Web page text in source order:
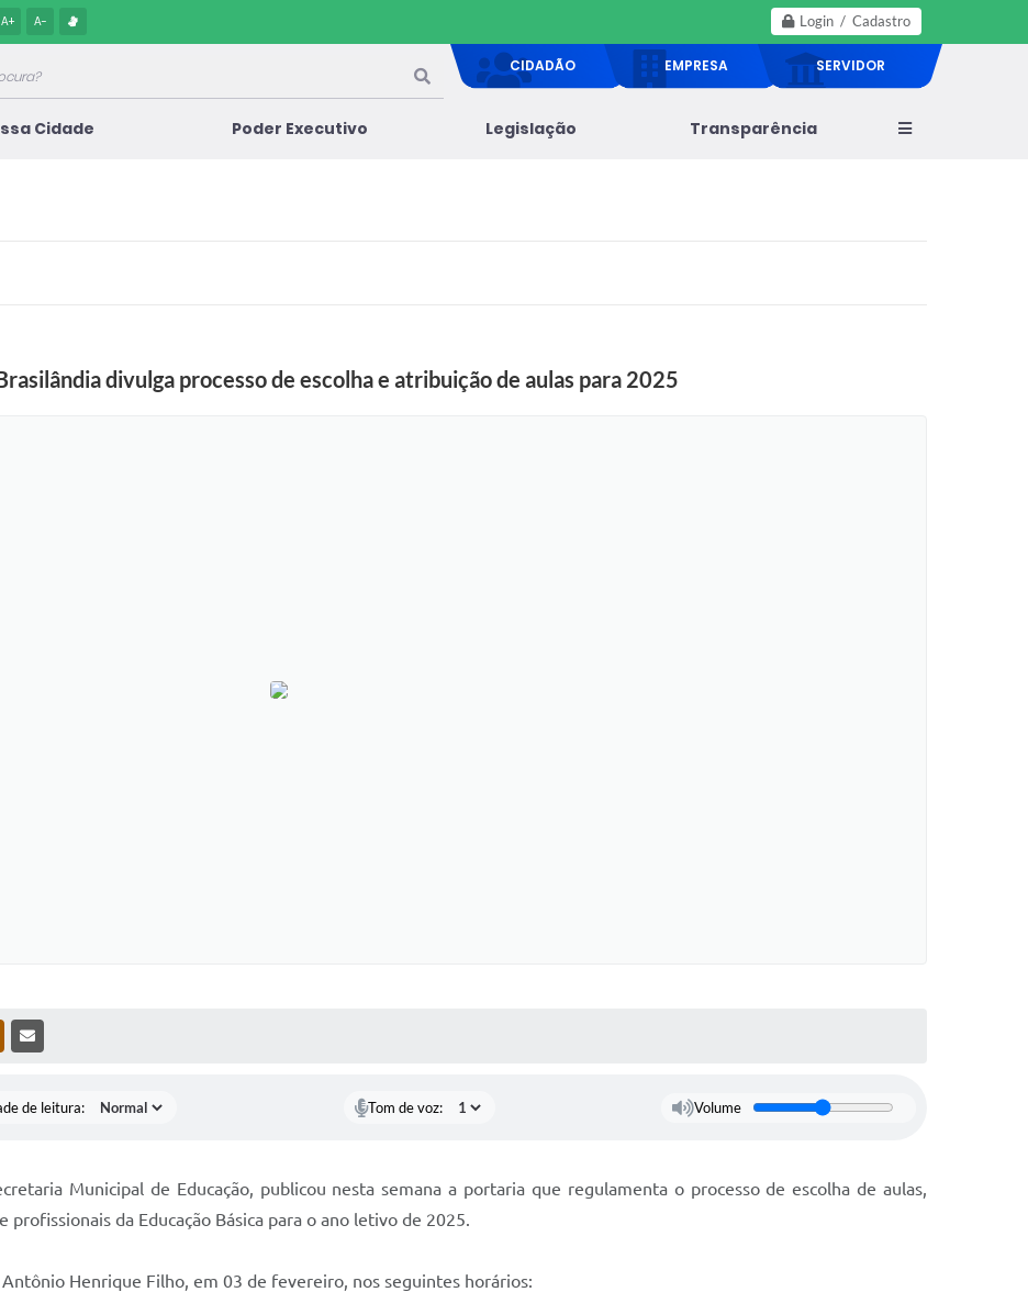
Login / Cadastro
A+ A-
CIDADÃO EMPRESA SERVIDOR
Cidade Poder Executivo Legislação Transparência
divulga processo de escolha e atribuição de aulas para 2025
OUTRAS MÍDIAS
de leitura: Tom de voz: Volume
Municipal de Educação, publicou nesta semana a portaria que regulamenta o processo de escolha de aulas,
profissionais da Educação Básica para o ano letivo de 2025.
Henrique Filho, em 03 de fevereiro, nos seguintes horários: